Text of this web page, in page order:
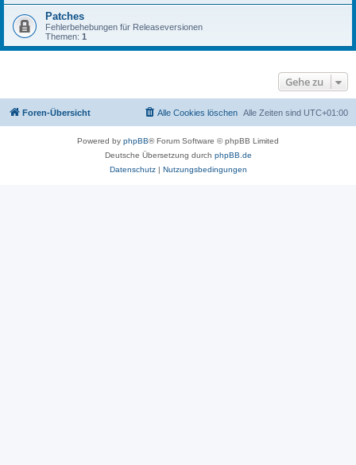
Patches
Fehlerbehebungen für Releaseversionen
Themen: 1
Gehe zu
Foren-Übersicht Alle Zeiten sind UTC+01:00
Alle Cookies löschen
Powered by phpBB® Forum Software © phpBB Limited
Deutsche Übersetzung durch phpBB.de
Datenschutz| Nutzungsbedingungen